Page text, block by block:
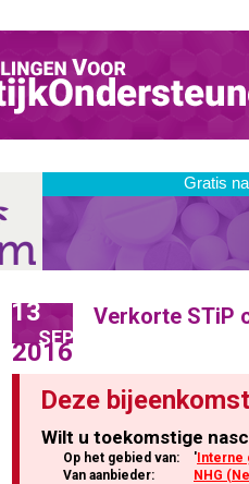
13
SEP
2016
Verkorte STiP
Deze
Wilt u toekomstige
Op het gebied van: '
Van aanbieder:
NHG